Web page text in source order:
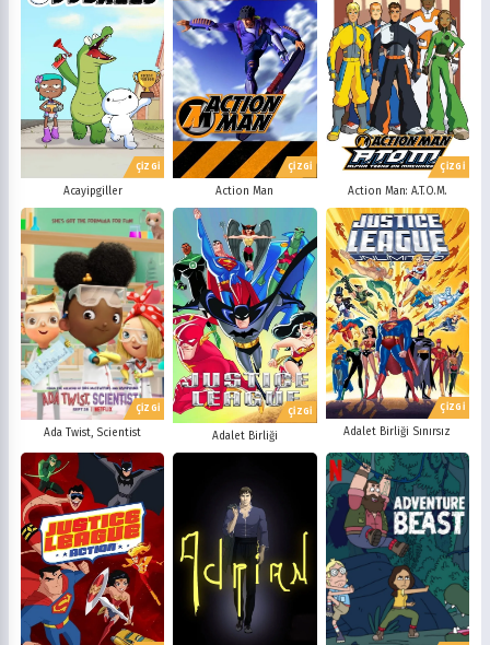
ÇİZGİ
Acayipgiller
ÇİZGİ
Action Man
ÇİZGİ
Action Man: A.T.O.M.
ÇİZGİ
Ada Twist, Scientist
ÇİZGİ
Adalet Birliği
ÇİZGİ
Adalet Birliği Sınırsız